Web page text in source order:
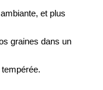
et plus
graines dans un